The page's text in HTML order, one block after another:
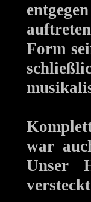
Form
war
Unser